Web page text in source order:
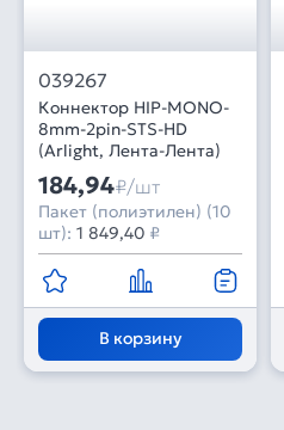
039267
Коннектор HIP-MONO-
8mm-2pin-STS-HD
(Arlight, Лента-Лента)
184,94₽/шт
Пакет (полиэтилен) (10
шт): 1 849,40 ₽
В корзину